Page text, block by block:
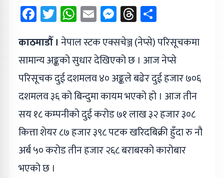
Facebook
Twitter
WhatsApp
EmailMessenger
Threads
काठमाडौँ । नेपाल स्टक एक्सचेञ्ज (नेप्से) परिसूचकमा
सामान्य अङ्कको सुधार देखिएको छ । आज नेप्से
परिसूचक दुई दशमलव ४० अङ्कले बढेर दुई हजार ७०६
दशमलव ३६ को बिन्दुमा कायम भएको हो । आज तीन
सय १८ कम्पनीको दुई करोड ७१ लाख ३२ हजार ३०८
कित्ता शेयर ८७ हजार ३९८ पटक खरिदबिक्री हुँदा रु नौ
अर्ब ५० करोड तीन हजार २६८ बराबरको कारोबार
भएको छ ।